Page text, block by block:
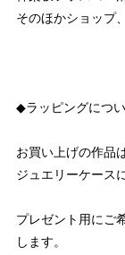
そのほかショップ
◆ラッピングにつ
お買い上げの作品は
ジュエリーケース
プレゼント用にご
します。